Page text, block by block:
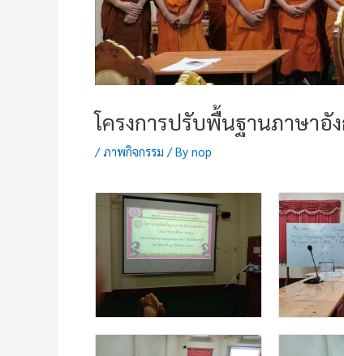
โครงการปรับพื้นฐานภาษาอั
/ภาพกิจกรรม / By nop